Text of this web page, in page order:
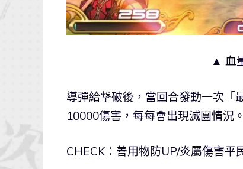
▲ 血
導彈給撃破後，當回合發動一次
10000傷害，每每會出現滅團情況
CHECK：善用物防UP/炎屬傷害平